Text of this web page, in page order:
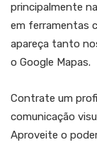
principalmente
em ferramentas
apareça tanto
o Google Mapas.
Contrate um
comunicação
Aproveite o